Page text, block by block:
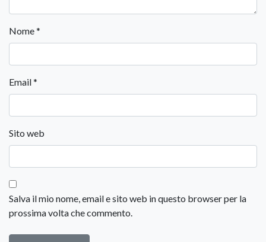
Nome*
Email*
Sito web
Salva il mio nome, email e sito web in questo browser per la
prossima volta che commento.